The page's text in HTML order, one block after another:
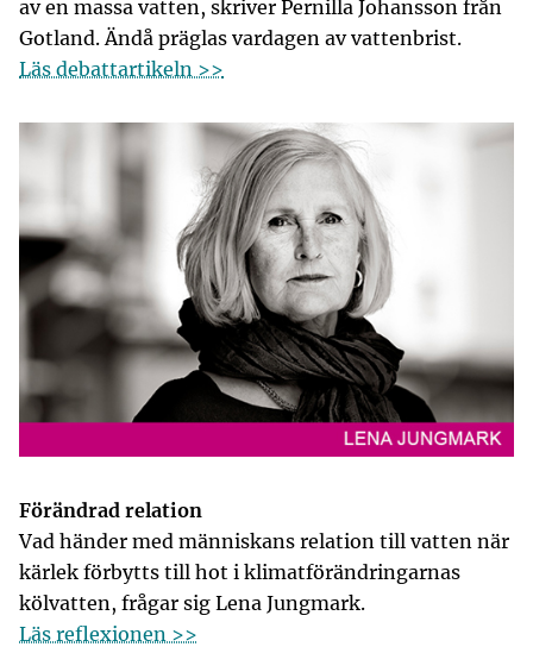
av en massa vatten, skriver Pernilla Johansson från
Gotland. Ändå präglas vardagen av vattenbrist.
Läs debattartikeln >>
Förändrad relation
Vad händer med människans relation till vatten när
kärlek förbytts till hot i klimatförändringarnas
kölvatten, frågar sig Lena Jungmark.
Läs reflexionen >>